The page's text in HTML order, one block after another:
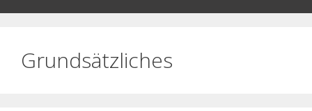
Grundsätzliches